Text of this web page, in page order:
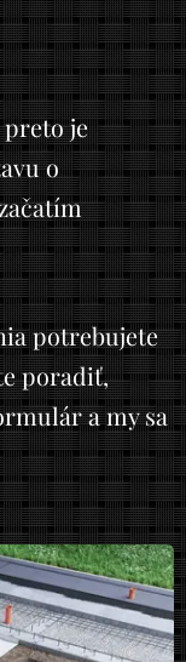
je
o
potrebujete
poradiť,
a my sa